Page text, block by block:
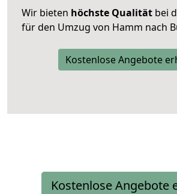
Wir bieten höchste Qualität bei
für den Umzug von Hamm nach
Kostenlose Angebote
Kostenlose Angebote